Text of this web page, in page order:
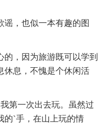
谣，也似一本有趣的图
，因为旅游既可以学到
休息，不愧是个休闲活
第一次出去玩。虽然过
的`手，在山上玩的情